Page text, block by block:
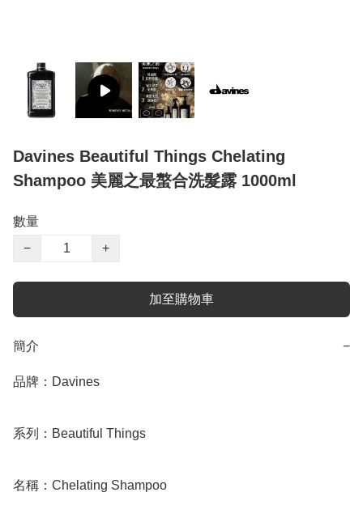
Davines Beautiful Things Chelating
Shampoo 美麗之最螯合洗髮露 1000ml
數量
−
+
加至購物車
簡介 −
品牌：Davines
系列：Beautiful Things
名稱：Chelating Shampoo